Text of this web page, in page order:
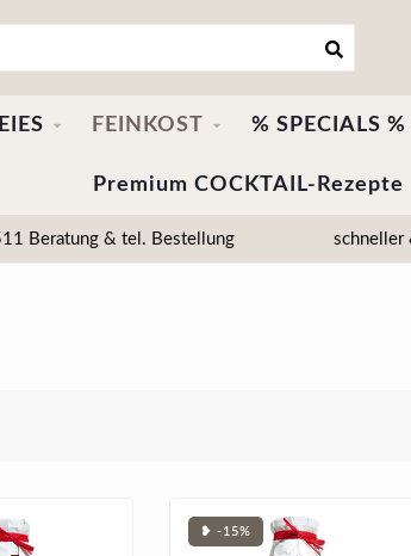
FEINKOST % SPECIALS %
Premium COCKTAIL-Rezepte
Beratung & tel. Bestellung schneller
❥ -15%